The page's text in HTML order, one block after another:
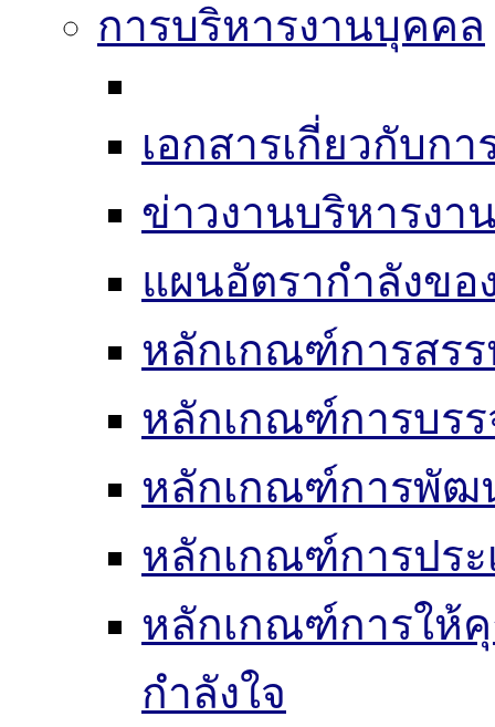
การบริหารงานบุคคล
เอกสารเกี่ยวกับก
ข่าวงานบริหารงา
แผนอัตรากำลังขอ
หลักเกณฑ์การสร
หลักเกณฑ์การบร
หลักเกณฑ์การพัฒ
หลักเกณฑ์การปร
หลักเกณฑ์การให้
กำลังใจ